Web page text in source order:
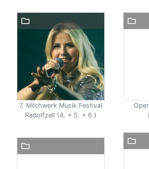
7. Milchwerk Musik Festival
Radolfzell (4. + 5. + 6.)